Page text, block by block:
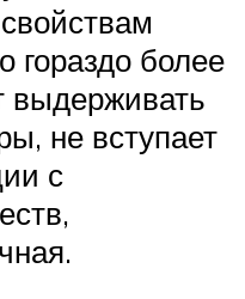
гораздо более
выдерживать
не вступает
с